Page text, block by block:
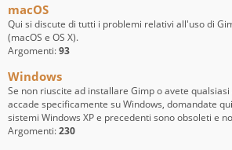
macOS
Qui si discute di tutti i problemi relativi all'uso di
(macOS e OS X).
Argomenti:93
Windows
Se non riuscite ad installare Gimp o avete
accade specificamente su Windows, domandate
sistemi Windows XP e precedenti sono obsoleti e
Argomenti:230